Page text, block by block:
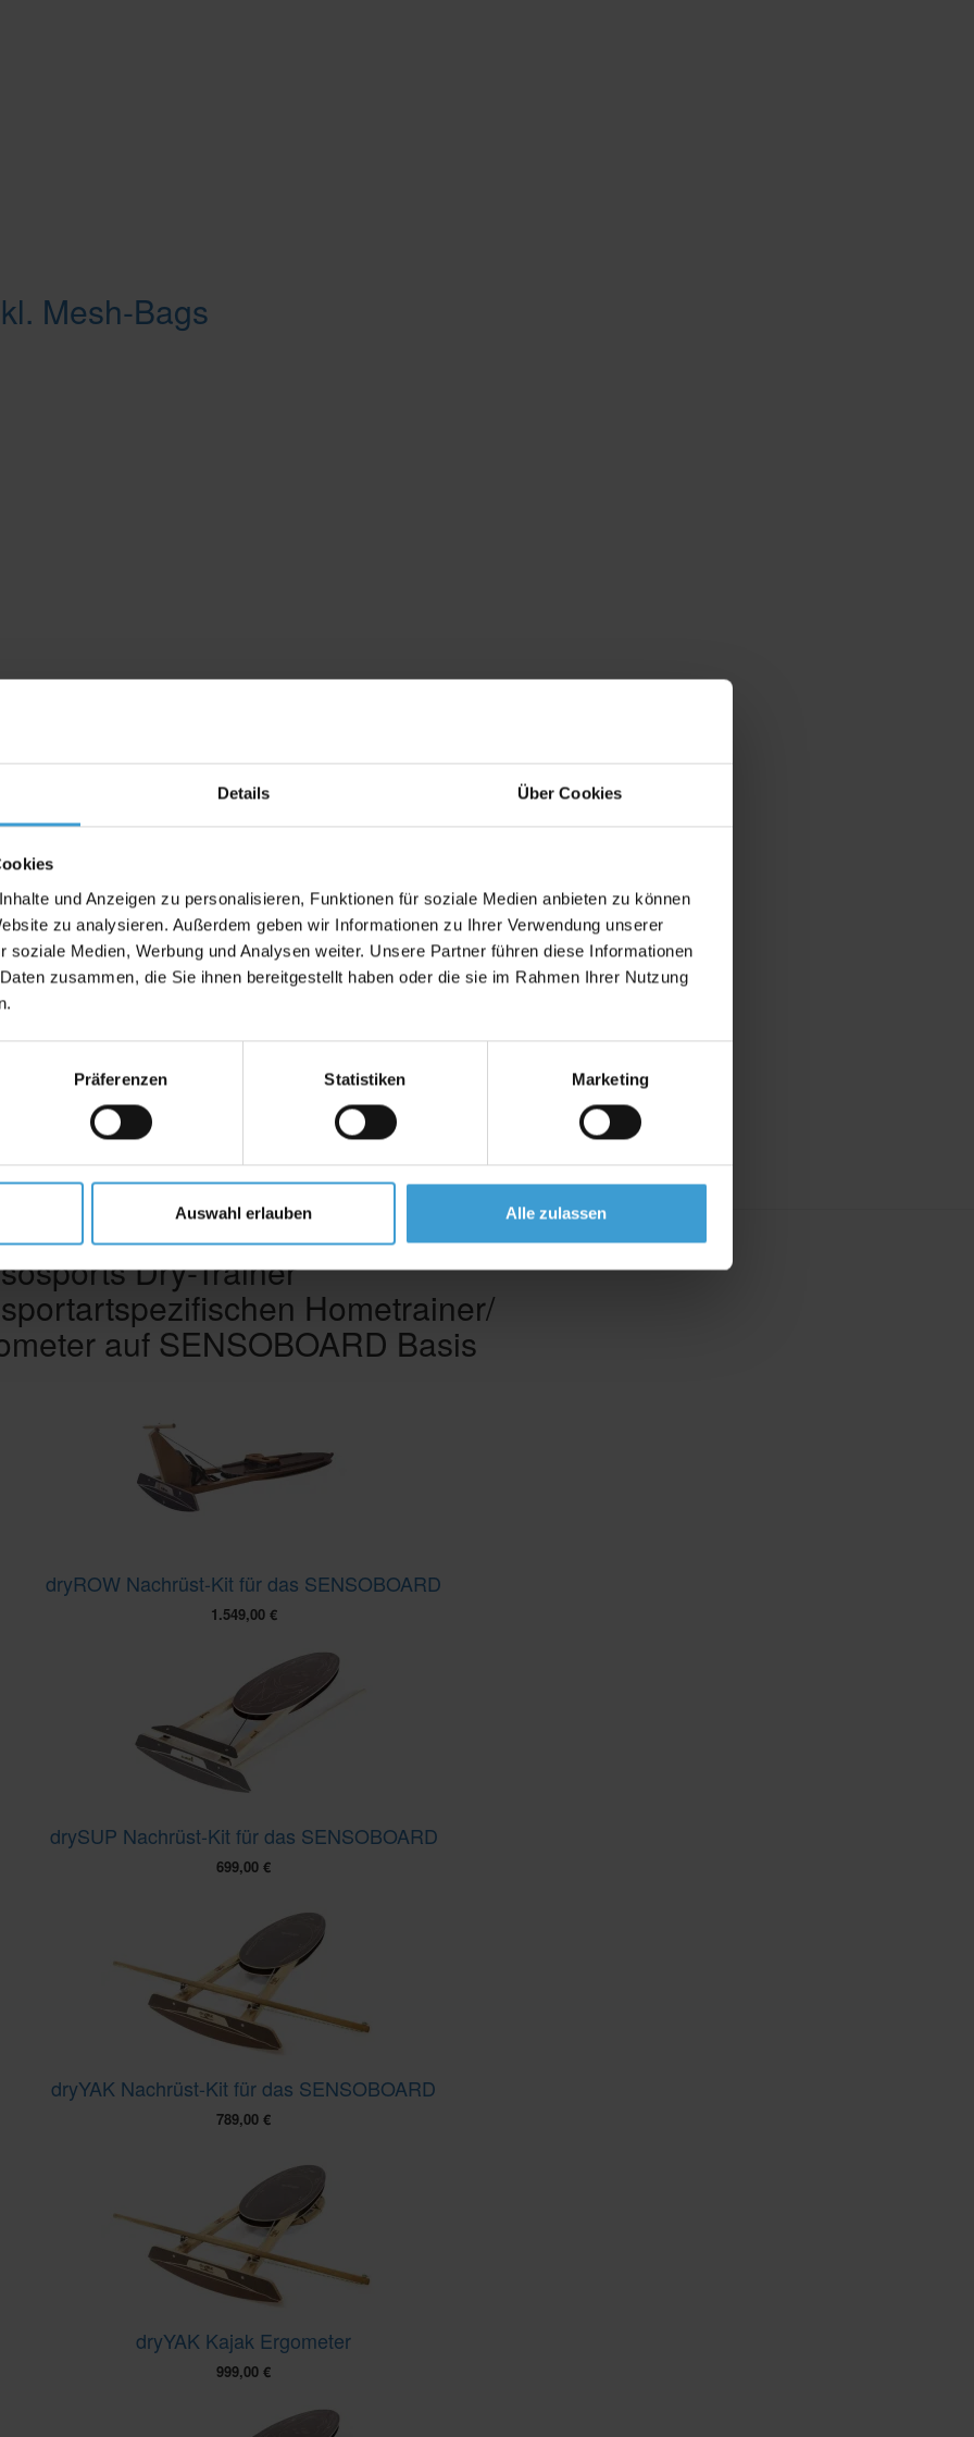
Details Über Cookies
und Anzeigen zu personalisieren, Funktionen für soziale Medien anbieten zu können
zu analysieren. Außerdem geben wir Informationen zu Ihrer Verwendung unserer
soziale Medien, Werbung und Analysen weiter. Unsere Partner führen diese Informationen
zusammen, die Sie ihnen bereitgestellt haben oder die sie im Rahmen Ihrer Nutzung
Präferenzen Statistiken Marketing
Auswahl erlauben Alle zulassen
Mesh-Bags
Dry-Trainer
Hometrainer/
auf SENSOBOARD Basis
dryROW Nachrüst-Kit für das SENSOBOARD
1.549,00 €
drySUP Nachrüst-Kit für das SENSOBOARD
699,00 €
dryYAK Nachrüst-Kit für das SENSOBOARD
789,00 €
dryYAK Kajak Ergometer
999,00 €